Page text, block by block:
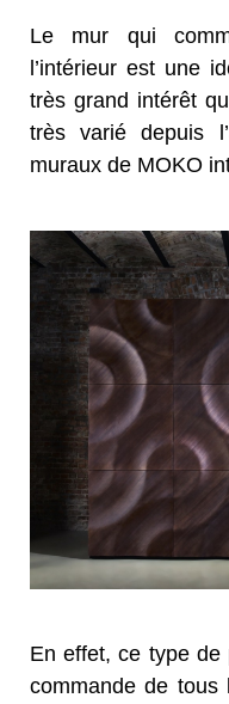
Le mur qui
l’intérieur est une
très grand intérêt
très varié depuis
muraux de MOKO
En effet, ce type
commande de